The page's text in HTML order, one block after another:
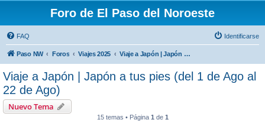
Foro de El Paso del Noroeste
FAQ Identificarse
Paso NW Foros Viajes 2025 Viaje a Japón | Japón a tus pies (del 1 de Ago al 22 de Ago)
Viaje a Japón | Japón a tus pies (del 1 de Ago al
22 de Ago)
Nuevo Tema
15 temas • Página 1 de 1